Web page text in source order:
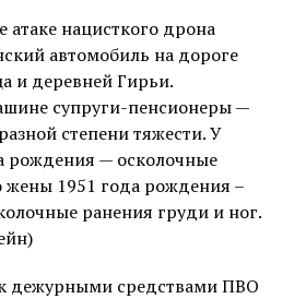
атаке нацисткого дрона
автомобиль на дороге
и деревней Гирьи.
супруги-пенсионеры —
степени тяжести. У
рождения — осколочные
жены 1951 года рождения –
ранения груди и ног.
дежурными средствами ПВО